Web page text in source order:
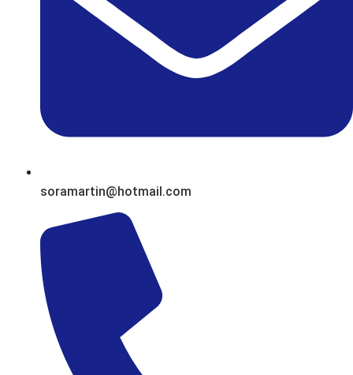
soramartin@hotmail.com